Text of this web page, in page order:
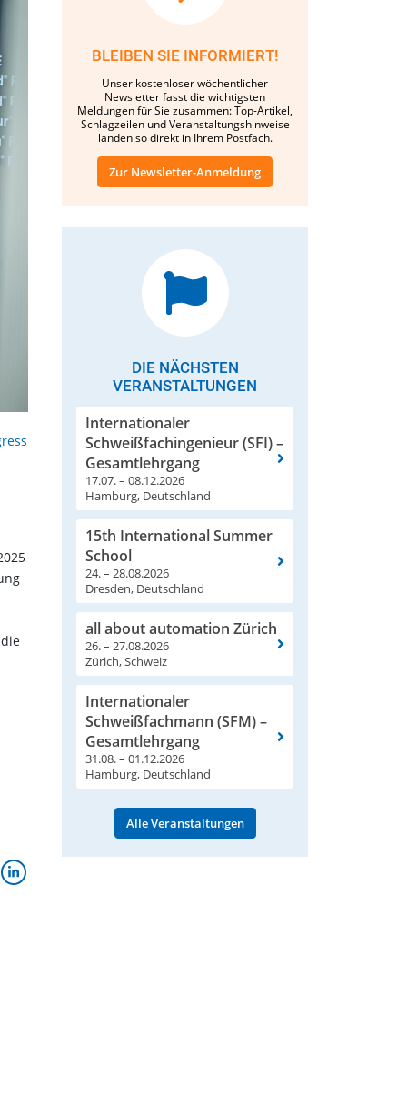
BLEIBEN SIE INFORMIERT!
Unser kostenloser wöchentlicher
Newsletter fasst die wichtigsten
Meldungen für Sie zusammen: Top-Artikel,
Schlagzeilen und Veranstaltungshinweise
landen so direkt in Ihrem Postfach.
Zur Newsletter-Anmeldung
DIE NÄCHSTEN
VERANSTALTUNGEN
Internationaler
Schweißfachingenieur (SFI) –
Gesamtlehrgang
17.07. – 08.12.2026
Hamburg, Deutschland
15th International Summer
School
24. – 28.08.2026
Dresden, Deutschland
all about automation Zürich
26. – 27.08.2026
Zürich, Schweiz
Internationaler
Schweißfachmann (SFM) –
Gesamtlehrgang
31.08. – 01.12.2026
Hamburg, Deutschland
Alle Veranstaltungen